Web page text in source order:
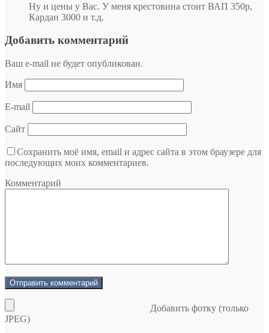
Ну и цены у Вас. У меня крестовина стоит ВАП 350р,
Кардан 3000 и т.д.
Добавить комментарий
Ваш e-mail не будет опубликован.
Имя
E-mail
Сайт
Сохранить моё имя, email и адрес сайта в этом браузере для
последующих моих комментариев.
Комментарий
Добавить фотку (только
JPEG)